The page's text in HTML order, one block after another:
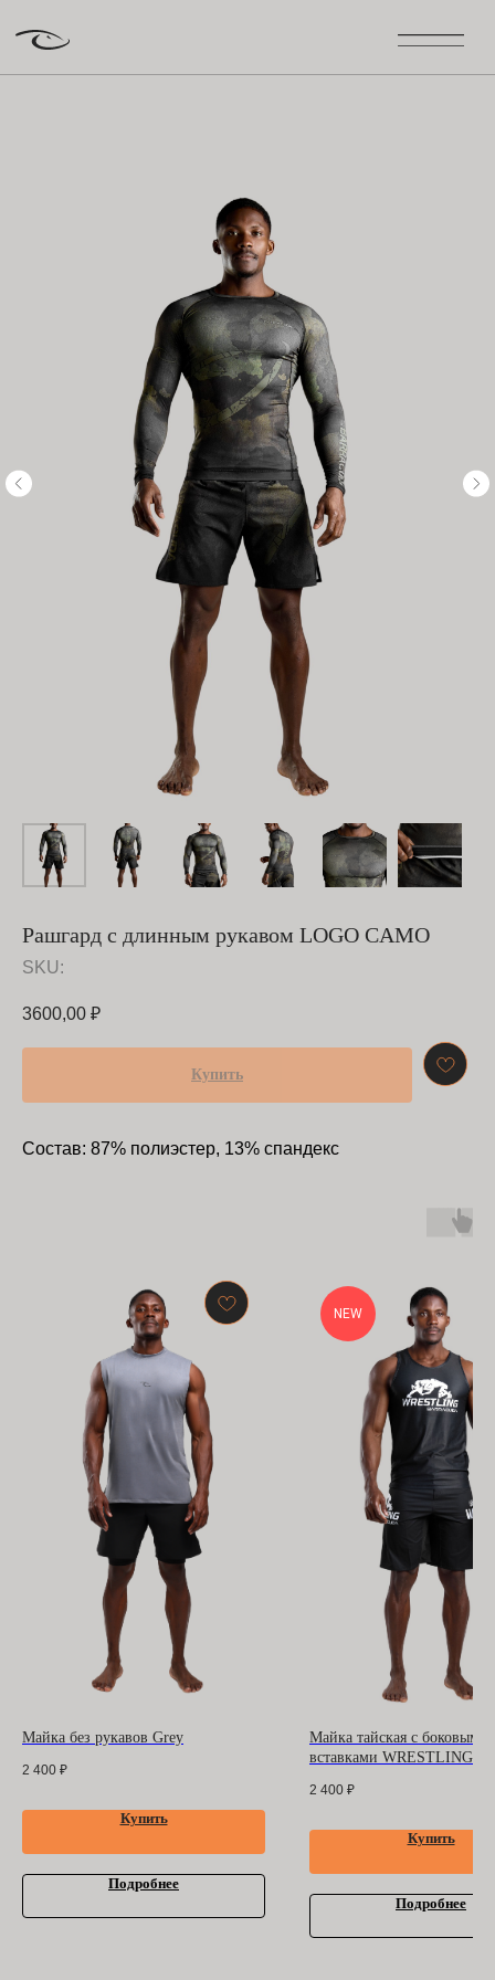
Рашгард с длинным рукавом LOGO CAMO
SKU:
3600,00 ₽
Купить
Состав: 87% полиэстер, 13% спандекс
Майка без рукавов Grey
2 400 ₽
Купить
Подробнее
NEW
Майка тайская с боковыми
вставками WRESTLING
2 400 ₽
Купить
Подробнее
ООО "БАРРАКУДА"
ИНН: 3702198396
ОГРН 1183702008489
политика
конфиденциальности
Помощь покупателю
БАРРАКУДА